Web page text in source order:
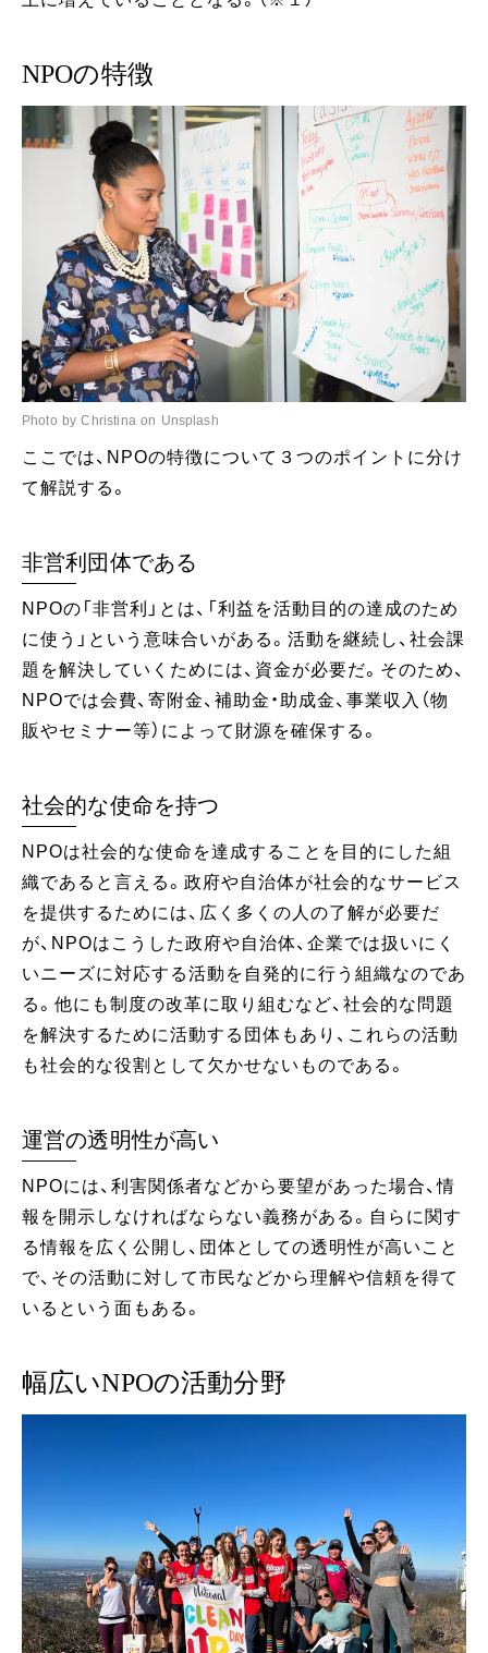
NPOの特徴
Photo by Christina on Unsplash
ここでは、NPOの特徴について３つのポイントに分け
て解説する。
非営利団体である
NPOの「非営利」とは、「利益を活動目的の達成のため
に使う」という意味合いがある。活動を継続し、社会課
題を解決していくためには、資金が必要だ。そのため、
NPOでは会費、寄附金、補助金・助成金、事業収入（物
販やセミナー等）によって財源を確保する。
社会的な使命を持つ
NPOは社会的な使命を達成することを目的にした組
織であると言える。政府や自治体が社会的なサービス
を提供するためには、広く多くの人の了解が必要だ
が、NPOはこうした政府や自治体、企業では扱いにく
いニーズに対応する活動を自発的に行う組織なのであ
る。他にも制度の改革に取り組むなど、社会的な問題
を解決するために活動する団体もあり、これらの活動
も社会的な役割として欠かせないものである。
運営の透明性が高い
NPOには、利害関係者などから要望があった場合、情
報を開示しなければならない義務がある。自らに関す
る情報を広く公開し、団体としての透明性が高いこと
で、その活動に対して市民などから理解や信頼を得て
いるという面もある。
幅広いNPOの活動分野